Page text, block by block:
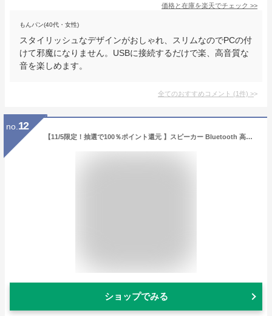
価格と在庫を楽天でチェック >>
もんパン(40代・女性)
スタイリッシュなデザインがおしゃれ、スリムなのでPCの付
けて邪魔になりません。USBに接続するだけで楽、高音質な
音を楽しめます。
全てのおすすめコメント (1件) >
no. 12
【11/5限定！抽選で100％ポイント還元 】スピーカー Bluetooth 高音質 80W PCスピーカー 3.5mm 光デジタル リモコン ツイーター 木製 ワイヤレス 音質調整 高出力 USB microSD
ショップでみる